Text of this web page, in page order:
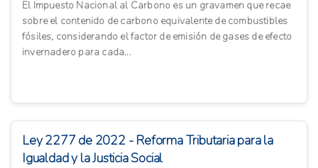
El Impuesto Nacional al Carbono es un gravamen que recae
sobre el contenido de carbono equivalente de combustibles
fósiles, considerando el factor de emisión de gases de efecto
invernadero para cada...
Ley 2277 de 2022 - Reforma Tributaria para la
Igualdad y la Justicia Social